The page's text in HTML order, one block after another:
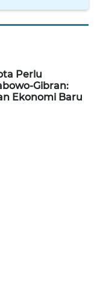
Perlu
Gibran:
Ekonomi Baru